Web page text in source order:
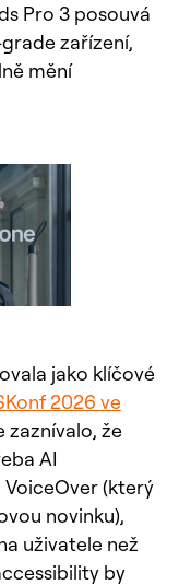
Pro 3 posouvá
zařízení,
mění
jako klíčové
2026 ve
zaznívalo, že
AI
(který
novinku),
uživatele než
by